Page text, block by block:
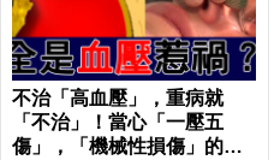
不治「高血壓」，重病就
「不治」！當心「一壓五
傷」，「機械性損傷」的血